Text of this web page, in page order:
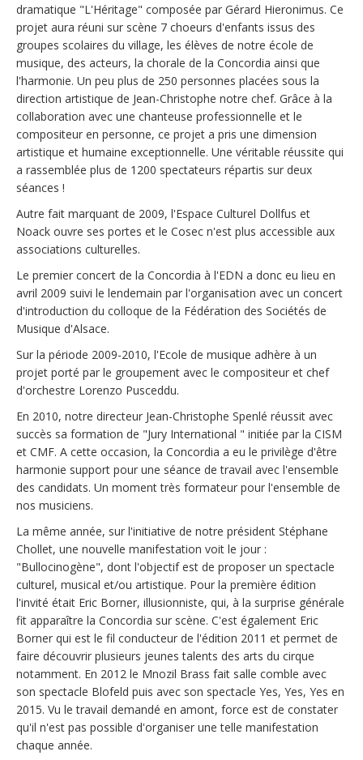
dramatique "L'Héritage" composée par Gérard Hieronimus. Ce
projet aura réuni sur scène 7 choeurs d'enfants issus des
groupes scolaires du village, les élèves de notre école de
musique, des acteurs, la chorale de la Concordia ainsi que
l'harmonie. Un peu plus de 250 personnes placées sous la
direction artistique de Jean-Christophe notre chef. Grâce à la
collaboration avec une chanteuse professionnelle et le
compositeur en personne, ce projet a pris une dimension
artistique et humaine exceptionnelle. Une véritable réussite qui
a rassemblée plus de 1200 spectateurs répartis sur deux
séances !
Autre fait marquant de 2009, l'Espace Culturel Dollfus et
Noack ouvre ses portes et le Cosec n'est plus accessible aux
associations culturelles.
Le premier concert de la Concordia à l'EDN a donc eu lieu en
avril 2009 suivi le lendemain par l'organisation avec un concert
d'introduction du colloque de la Fédération des Sociétés de
Musique d'Alsace.
Sur la période 2009-2010, l'Ecole de musique adhère à un
projet porté par le groupement avec le compositeur et chef
d'orchestre Lorenzo Pusceddu.
En 2010, notre directeur Jean-Christophe Spenlé réussit avec
succès sa formation de "Jury International " initiée par la CISM
et CMF. A cette occasion, la Concordia a eu le privilège d'être
harmonie support pour une séance de travail avec l'ensemble
des candidats. Un moment très formateur pour l'ensemble de
nos musiciens.
La même année, sur l'initiative de notre président Stéphane
Chollet, une nouvelle manifestation voit le jour :
"Bullocinogène", dont l'objectif est de proposer un spectacle
culturel, musical et/ou artistique. Pour la première édition
l'invité était Eric Borner, illusionniste, qui, à la surprise générale
fit apparaître la Concordia sur scène. C'est également Eric
Borner qui est le fil conducteur de l'édition 2011 et permet de
faire découvrir plusieurs jeunes talents des arts du cirque
notamment. En 2012 le Mnozil Brass fait salle comble avec
son spectacle Blofeld puis avec son spectacle Yes, Yes, Yes en
2015. Vu le travail demandé en amont, force est de constater
qu'il n'est pas possible d'organiser une telle manifestation
chaque année.